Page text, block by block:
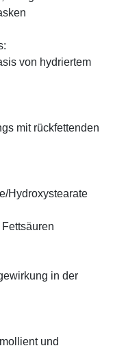
von hydriertem
mit rückfettenden
Hydroxystearate
in der
und